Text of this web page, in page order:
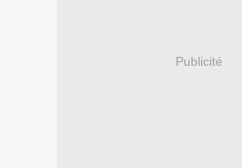
Publicité